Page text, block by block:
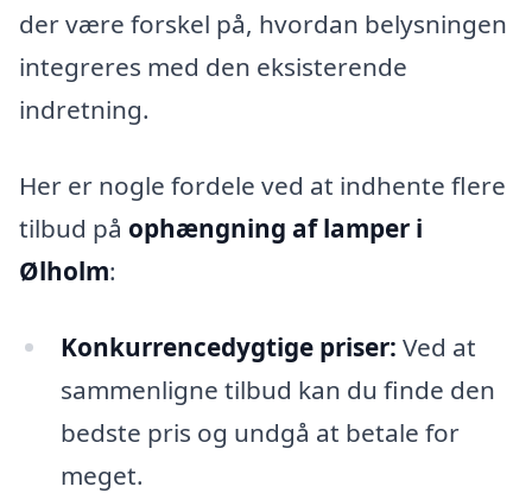
der være forskel på, hvordan belysningen
integreres med den eksisterende
indretning.
Her er nogle fordele ved at indhente flere
tilbud på ophængning af lamper i
Ølholm:
Konkurrencedygtige priser: Ved at
sammenligne tilbud kan du finde den
bedste pris og undgå at betale for
meget.